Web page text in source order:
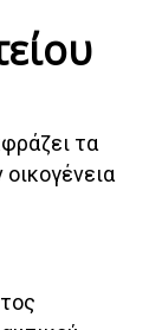
τα